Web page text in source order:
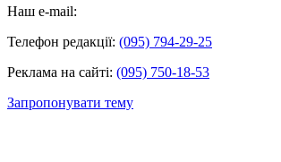
Наш e-mail:
Телефон редакції: (095) 794-29-25
Реклама на сайті: (095) 750-18-53
Запропонувати тему